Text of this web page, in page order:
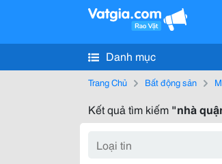
Danh mục
Trang Chủ Bất động sản
Kết quả tìm kiếm "nhà